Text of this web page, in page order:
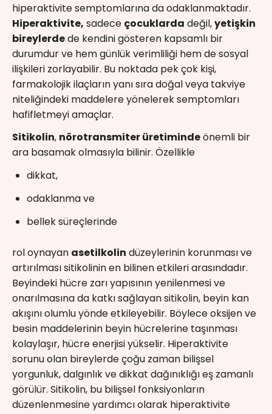
hiperaktivite semptomlarına da odaklanmaktadır.
Hiperaktivite, sadece çocuklarda değil,yetişkin
bireylerdede kendini gösteren kapsamlı bir
durumdur ve hem günlük verimliliği hem de sosyal
ilişkileri zorlayabilir. Bu noktada pek çok kişi,
farmakolojik ilaçların yanı sıra doğal veya takviye
niteliğindeki maddelere yönelerek semptomları
hafifletmeyi amaçlar.
Sitikolin, nörotransmiter üretimindeönemli bir
ara basamak olmasıyla bilinir. Özellikle
dikkat,
odaklanma ve
bellek süreçlerinde
rol oynayan asetilkolin düzeylerinin korunması ve
artırılması sitikolinin en bilinen etkileri arasındadır.
Beyindeki hücre zarı yapısının yenilenmesi ve
onarılmasına da katkı sağlayan sitikolin, beyin kan
akışını olumlu yönde etkileyebilir. Böylece oksijen ve
besin maddelerinin beyin hücrelerine taşınması
kolaylaşır, hücre enerjisi yükselir. Hiperaktivite
sorunu olan bireylerde çoğu zaman bilişsel
yorgunluk, dalgınlık ve dikkat dağınıklığı eş zamanlı
görülür. Sitikolin, bu bilişsel fonksiyonların
düzenlenmesine yardımcı olarak hiperaktivite